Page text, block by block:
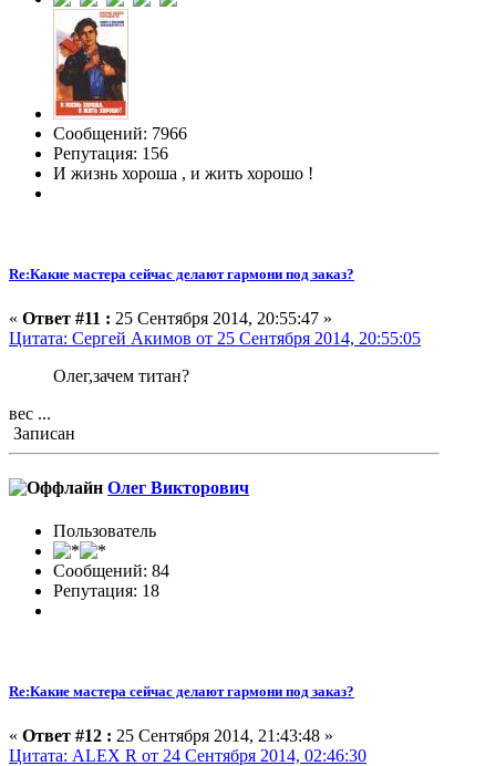
Сообщений: 7966
Репутация: 156
И жизнь хороша , и жить хорошо !
Re:Какие мастера сейчас делают гармони под заказ?
« Ответ #11 : 25 Сентября 2014, 20:55:47 »
Цитата: Сергей Акимов от 25 Сентября 2014, 20:55:05
Олег,зачем титан?
вес ...
Записан
Олег Викторович
Пользователь
Сообщений: 84
Репутация: 18
Re:Какие мастера сейчас делают гармони под заказ?
« Ответ #12 : 25 Сентября 2014, 21:43:48 »
Цитата: ALEX R от 24 Сентября 2014, 02:46:30